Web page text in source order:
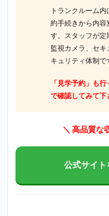
トランクルーム
約手続きから内容
す。スタッフが定
監視カメラ、セ
キュリティ体制で
「見学予約」も
で確認してみて下
＼ 高品質な
公式サイト